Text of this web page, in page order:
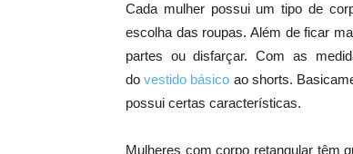
Cada mulher possui um tipo de
escolha das roupas. Além de ficar
partes ou disfarçar. Com as
dovestido básico ao shorts.
possui certas características.
Mulheres com corpo retangular têm